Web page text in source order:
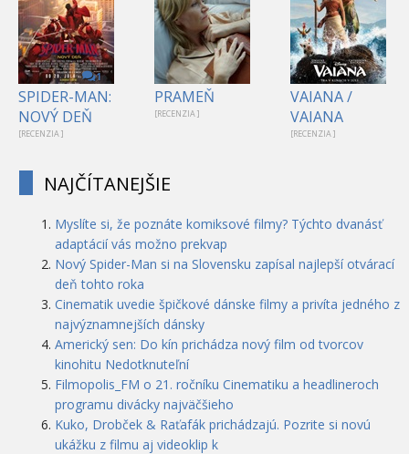
1
SPIDER-MAN:
NOVÝ DEŇ
[RECENZIA ]
PRAMEŇ
[RECENZIA ]
VAIANA /
VAIANA
[RECENZIA ]
NAJČÍTANEJŠIE
Myslíte si, že poznáte komiksové filmy? Týchto dvanásť
adaptácií vás možno prekvap
Nový Spider-Man si na Slovensku zapísal najlepší otvárací
deň tohto roka
Cinematik uvedie špičkové dánske filmy a privíta jedného z
najvýznamnejších dánsky
Americký sen: Do kín prichádza nový film od tvorcov
kinohitu Nedotknuteľní
Filmopolis_FM o 21. ročníku Cinematiku a headlineroch
programu divácky najväčšieho
Kuko, Drobček & Raťafák prichádzajú. Pozrite si novú
ukážku z filmu aj videoklip k